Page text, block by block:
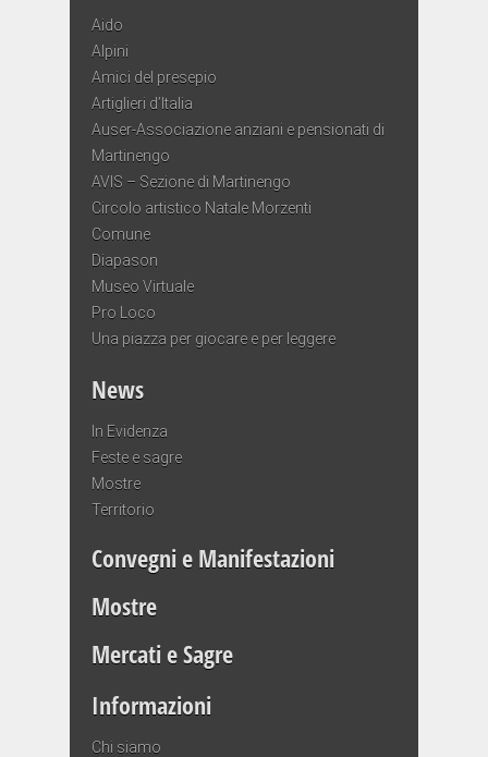
Aido
Alpini
Amici del presepio
Artiglieri d’Italia
Auser-Associazione anziani e pensionati di
Martinengo
AVIS – Sezione di Martinengo
Circolo artistico Natale Morzenti
Comune
Diapason
Museo Virtuale
Pro Loco
Una piazza per giocare e per leggere
News
In Evidenza
Feste e sagre
Mostre
Territorio
Convegni e Manifestazioni
Mostre
Mercati e Sagre
Informazioni
Chi siamo